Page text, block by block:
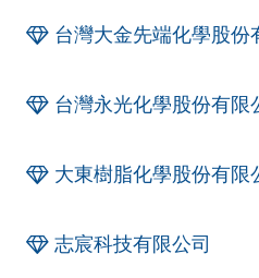
台灣大金先端化學股份
台灣永光化學股份有限
大東樹脂化學股份有限
志宸科技有限公司